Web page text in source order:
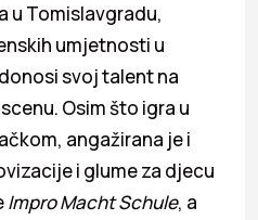
u Tomislavgradu,
umjetnosti u
svoj talent na
Osim što igra u
angažirana je i
i glume za djecu
Impro Macht Schule, a